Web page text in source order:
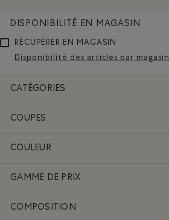
DISPONIBILITÉ EN MAGASIN
RÉCUPÉRER EN MAGASIN
Disponibilité des articles par magasin
CATÉGORIES
COUPES
COULEUR
GAMME DE PRIX
COMPOSITION